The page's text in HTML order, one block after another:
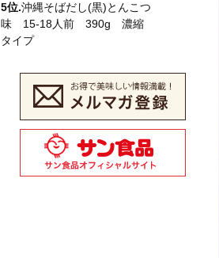
5位.沖縄そばだし(黒)とんこつ
味 15-18人前 390g 濃縮
タイプ